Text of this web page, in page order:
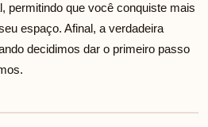
permitindo que você conquiste mais
espaço. Afinal, a verdadeira
decidimos dar o primeiro passo